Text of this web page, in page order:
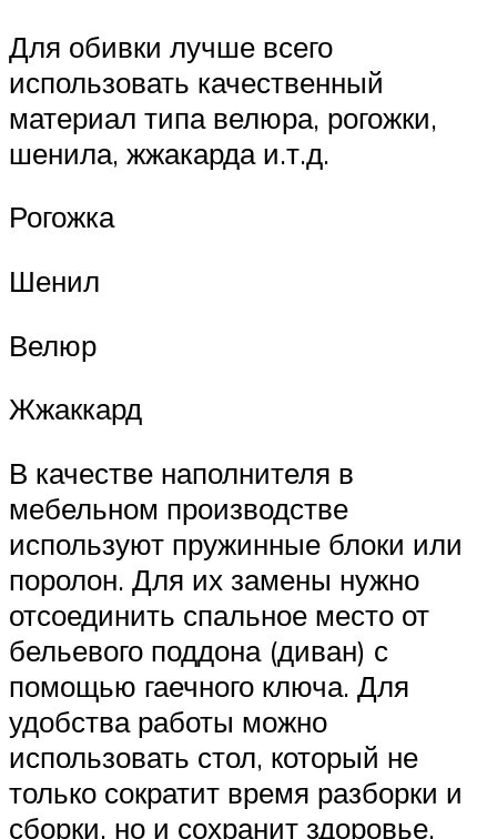
Для обивки лучше всего
использовать качественный
материал типа велюра, рогожки,
шенила, жжакарда и.т.д.
Рогожка
Шенил
Велюр
Жжаккард
В качестве наполнителя в
мебельном производстве
используют пружинные блоки или
поролон. Для их замены нужно
отсоединить спальное место от
бельевого поддона (диван) с
помощью гаечного ключа. Для
удобства работы можно
использовать стол, который не
только сократит время разборки и
сборки, но и сохранит здоровье.